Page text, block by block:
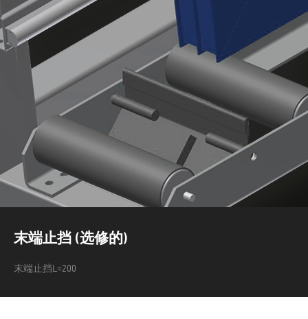
末端止挡 (选修的)
末端止挡L=200